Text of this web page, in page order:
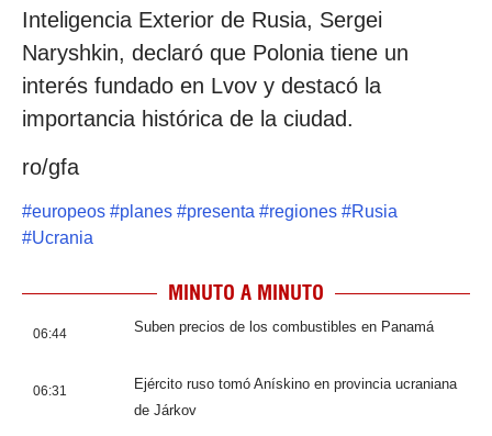
Inteligencia Exterior de Rusia, Sergei
Naryshkin, declaró que Polonia tiene un
interés fundado en Lvov y destacó la
importancia histórica de la ciudad.
ro/gfa
#europeos #planes #presenta #regiones #Rusia
#Ucrania
MINUTO A MINUTO
06:44 Suben precios de los combustibles en Panamá
06:31
Ejército ruso tomó Anískino en provincia ucraniana
de Járkov